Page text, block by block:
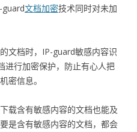
guard文档加密技术同时对未加
文档时，IP-guard敏感内容识
进行加密保护，防止有心人把
密信息。
载含有敏感内容的文档也能及
是含有敏感内容的文档，都会